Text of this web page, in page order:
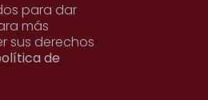
para dar
más
sus derechos
de